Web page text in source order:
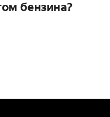
бензина?